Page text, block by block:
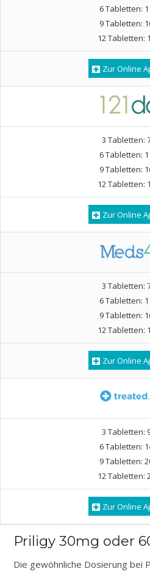
6 Tabletten:
9 Tabletten:
12 Tabletten:
Zur Online
3 Tabletten:
6 Tabletten:
9 Tabletten:
12 Tabletten:
Zur Online
3 Tabletten:
6 Tabletten:
9 Tabletten:
12 Tabletten:
Zur Online
3 Tabletten:
6 Tabletten:
9 Tabletten:
12 Tabletten:
Zur Online
Priligy 30mg oder
Die gewöhnliche Dosierung bei